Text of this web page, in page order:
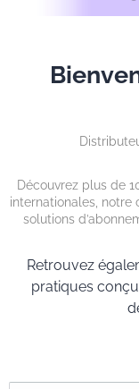
Découvrez plus de
internationales, notre
solutions
Retrouvez
pratiques